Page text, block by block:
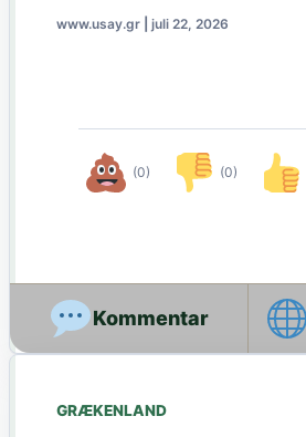
www.usay.gr juli 22, 2026
(0) (0)
GRÆKENLAND